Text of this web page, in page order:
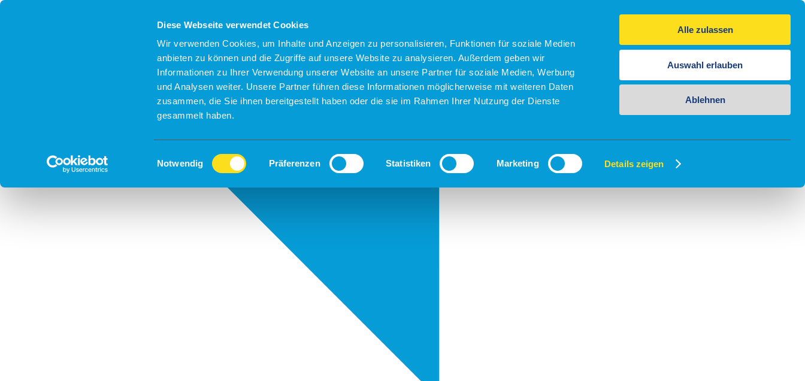
Diese Webseite verwendet Cookies
Wir verwenden Cookies, um Inhalte und Anzeigen zu personalisieren, Funktionen für soziale Medien
anbieten zu können und die Zugriffe auf unsere Website zu analysieren. Außerdem geben wir
Informationen zu Ihrer Verwendung unserer Website an unsere Partner für soziale Medien, Werbung
und Analysen weiter. Unsere Partner führen diese Informationen möglicherweise mit weiteren Daten
zusammen, die Sie ihnen bereitgestellt haben oder die sie im Rahmen Ihrer Nutzung der Dienste
gesammelt haben.
Einwilligungsauswahl
Notwendig Präferenzen Statistiken Marketing Details zeigen
Alle zulassen
Auswahl erlauben
Ablehnen